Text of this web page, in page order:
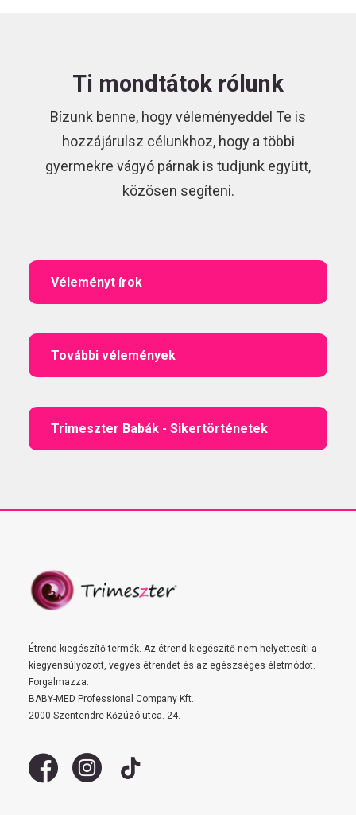
Ti mondtátok rólunk
Bízunk benne, hogy véleményeddel Te is
hozzájárulsz célunkhoz, hogy a többi
gyermekre vágyó párnak is tudjunk együtt,
közösen segíteni.
Véleményt írok
További vélemények
Trimeszter Babák - Sikertörténetek
Étrend-kiegészítő termék. Az étrend-kiegészítő nem helyettesíti a
kiegyensúlyozott, vegyes étrendet és az egészséges életmódot.
Forgalmazza:
BABY-MED Professional Company Kft.
2000 Szentendre Kőzúzó utca. 24.